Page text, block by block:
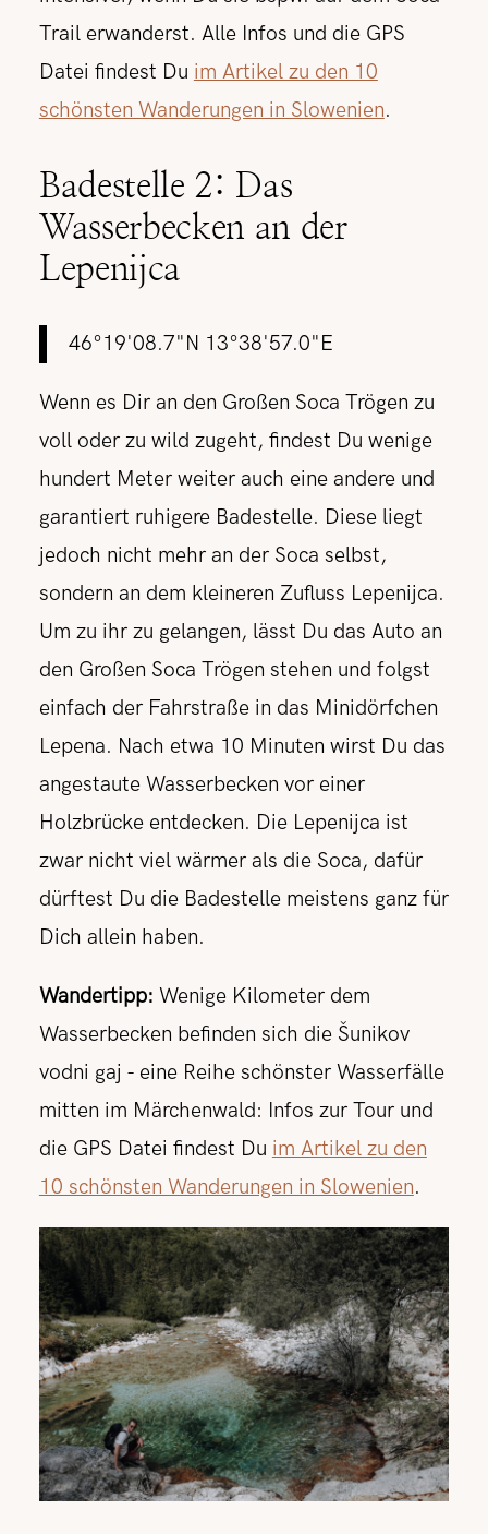
Trail erwanderst. Alle Infos und die GPS
Datei findest Du im Artikel zu den 10
schönsten Wanderungen in Slowenien.
Badestelle 2: Das
Wasserbecken an der
Lepenijca
46°19'08.7"N 13°38'57.0"E
Wenn es Dir an den Großen Soca Trögen zu
voll oder zu wild zugeht, findest Du wenige
hundert Meter weiter auch eine andere und
garantiert ruhigere Badestelle. Diese liegt
jedoch nicht mehr an der Soca selbst,
sondern an dem kleineren Zufluss Lepenijca.
Um zu ihr zu gelangen, lässt Du das Auto an
den Großen Soca Trögen stehen und folgst
einfach der Fahrstraße in das Minidörfchen
Lepena. Nach etwa 10 Minuten wirst Du das
angestaute Wasserbecken vor einer
Holzbrücke entdecken. Die Lepenijca ist
zwar nicht viel wärmer als die Soca, dafür
dürftest Du die Badestelle meistens ganz für
Dich allein haben.
Wandertipp: Wenige Kilometer dem
Wasserbecken befinden sich die Šunikov
vodni gaj - eine Reihe schönster Wasserfälle
mitten im Märchenwald: Infos zur Tour und
die GPS Datei findest Du im Artikel zu den
10 schönsten Wanderungen in Slowenien.